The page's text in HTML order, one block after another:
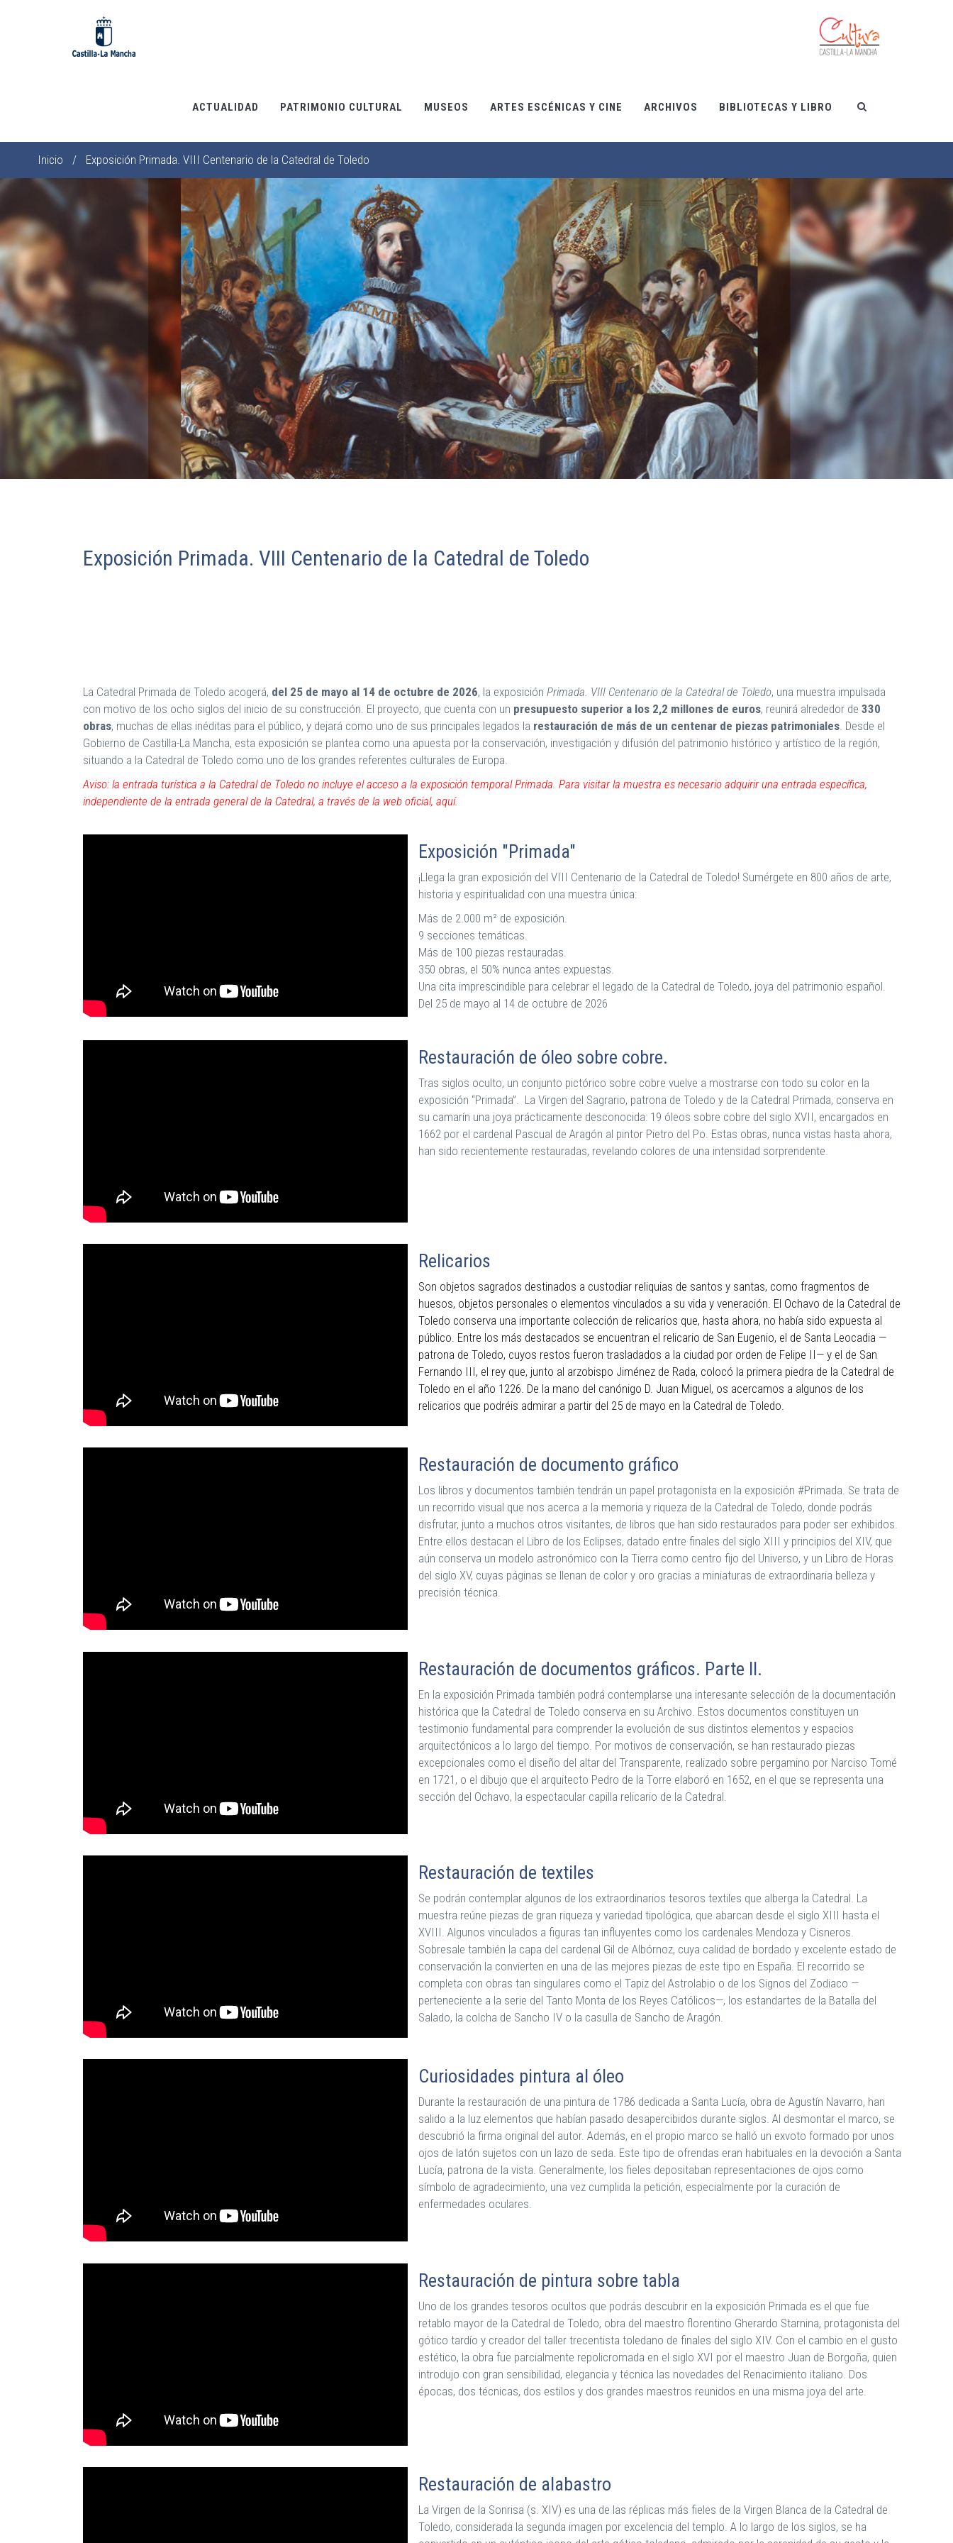
ACTUALIDAD PATRIMONIO CULTURAL MUSEOS ARTES ESCÉNICAS Y CINE ARCHIVOS BIBLIOTECAS Y LIBRO
Sobrescribir
enlaces
de
ayuda
a
la
navegación
Inicio / Exposición Primada. VIII Centenario de la Catedral de Toledo
Exposición Primada. VIII Centenario de la Catedral de Toledo
La Catedral Primada de Toledo acogerá, del 25 de mayo al 14 de octubre de 2026, la exposición Primada. VIII Centenario de la Catedral de Toledo, una muestra impulsada
con motivo de los ocho siglos del inicio de su construcción. El proyecto, que cuenta con un presupuesto superior a los 2,2 millones de euros, reunirá alrededor de 330
obras, muchas de ellas inéditas para el público, y dejará como uno de sus principales legados la restauración de más de un centenar de piezas patrimoniales . Desde el
Gobierno de Castilla-La Mancha, esta exposición se plantea como una apuesta por la conservación, investigación y difusión del patrimonio histórico y artístico de la región,
situando a la Catedral de Toledo como uno de los grandes referentes culturales de Europa.
Aviso: la entrada turística a la Catedral de Toledo no incluye el acceso a la exposición temporal Primada. Para visitar la muestra es necesario adquirir una entrada específica,
independiente de la entrada general de la Catedral, a través de la web oficial, aquí.
Exposición "Primada"
¡Llega la gran exposición del VIII Centenario de la Catedral de Toledo! Sumérgete en 800 años de arte,
historia y espiritualidad con una muestra única:
Más de 2.000 m² de exposición.
9 secciones temáticas.
Más de 100 piezas restauradas.
350 obras, el 50% nunca antes expuestas.
Una cita imprescindible para celebrar el legado de la Catedral de Toledo, joya del patrimonio español.
Del 25 de mayo al 14 de octubre de 2026
Restauración de óleo sobre cobre.
Tras siglos oculto, un conjunto pictórico sobre cobre vuelve a mostrarse con todo su color en la
exposición “Primada”. La Virgen del Sagrario, patrona de Toledo y de la Catedral Primada, conserva en
su camarín una joya prácticamente desconocida: 19 óleos sobre cobre del siglo XVII, encargados en
1662 por el cardenal Pascual de Aragón al pintor Pietro del Po. Estas obras, nunca vistas hasta ahora,
han sido recientemente restauradas, revelando colores de una intensidad sorprendente.
Relicarios
Son objetos sagrados destinados a custodiar reliquias de santos y santas, como fragmentos de
huesos, objetos personales o elementos vinculados a su vida y veneración. El Ochavo de la Catedral de
Toledo conserva una importante colección de relicarios que, hasta ahora, no había sido expuesta al
público. Entre los más destacados se encuentran el relicario de San Eugenio, el de Santa Leocadia —
patrona de Toledo, cuyos restos fueron trasladados a la ciudad por orden de Felipe II— y el de San
Fernando III, el rey que, junto al arzobispo Jiménez de Rada, colocó la primera piedra de la Catedral de
Toledo en el año 1226. De la mano del canónigo D. Juan Miguel, os acercamos a algunos de los
relicarios que podréis admirar a partir del 25 de mayo en la Catedral de Toledo.
Restauración de documento gráfico
Los libros y documentos también tendrán un papel protagonista en la exposición #Primada. Se trata de
un recorrido visual que nos acerca a la memoria y riqueza de la Catedral de Toledo, donde podrás
disfrutar, junto a muchos otros visitantes, de libros que han sido restaurados para poder ser exhibidos.
Entre ellos destacan el Libro de los Eclipses, datado entre finales del siglo XIII y principios del XIV, que
aún conserva un modelo astronómico con la Tierra como centro fijo del Universo, y un Libro de Horas
del siglo XV, cuyas páginas se llenan de color y oro gracias a miniaturas de extraordinaria belleza y
precisión técnica.
Restauración de documentos gráficos. Parte II.
En la exposición Primada también podrá contemplarse una interesante selección de la documentación
histórica que la Catedral de Toledo conserva en su Archivo. Estos documentos constituyen un
testimonio fundamental para comprender la evolución de sus distintos elementos y espacios
arquitectónicos a lo largo del tiempo. Por motivos de conservación, se han restaurado piezas
excepcionales como el diseño del altar del Transparente, realizado sobre pergamino por Narciso Tomé
en 1721, o el dibujo que el arquitecto Pedro de la Torre elaboró en 1652, en el que se representa una
sección del Ochavo, la espectacular capilla relicario de la Catedral.
Restauración de textiles
Se podrán contemplar algunos de los extraordinarios tesoros textiles que alberga la Catedral. La
muestra reúne piezas de gran riqueza y variedad tipológica, que abarcan desde el siglo XIII hasta el
XVIII. Algunos vinculados a figuras tan influyentes como los cardenales Mendoza y Cisneros.
Sobresale también la capa del cardenal Gil de Albórnoz, cuya calidad de bordado y excelente estado de
conservación la convierten en una de las mejores piezas de este tipo en España. El recorrido se
completa con obras tan singulares como el Tapiz del Astrolabio o de los Signos del Zodiaco —
perteneciente a la serie del Tanto Monta de los Reyes Católicos—, los estandartes de la Batalla del
Salado, la colcha de Sancho IV o la casulla de Sancho de Aragón.
Curiosidades pintura al óleo
Durante la restauración de una pintura de 1786 dedicada a Santa Lucía, obra de Agustín Navarro, han
salido a la luz elementos que habían pasado desapercibidos durante siglos. Al desmontar el marco, se
descubrió la firma original del autor. Además, en el propio marco se halló un exvoto formado por unos
ojos de latón sujetos con un lazo de seda. Este tipo de ofrendas eran habituales en la devoción a Santa
Lucía, patrona de la vista. Generalmente, los fieles depositaban representaciones de ojos como
símbolo de agradecimiento, una vez cumplida la petición, especialmente por la curación de
enfermedades oculares.
Restauración de pintura sobre tabla
Uno de los grandes tesoros ocultos que podrás descubrir en la exposición Primada es el que fue
retablo mayor de la Catedral de Toledo, obra del maestro florentino Gherardo Starnina, protagonista del
gótico tardío y creador del taller trecentista toledano de finales del siglo XIV. Con el cambio en el gusto
estético, la obra fue parcialmente repolicromada en el siglo XVI por el maestro Juan de Borgoña, quien
introdujo con gran sensibilidad, elegancia y técnica las novedades del Renacimiento italiano. Dos
épocas, dos técnicas, dos estilos y dos grandes maestros reunidos en una misma joya del arte.
Restauración de alabastro
La Virgen de la Sonrisa (s. XIV) es una de las réplicas más fieles de la Virgen Blanca de la Catedral de
Toledo, considerada la segunda imagen por excelencia del templo. A lo largo de los siglos, se ha